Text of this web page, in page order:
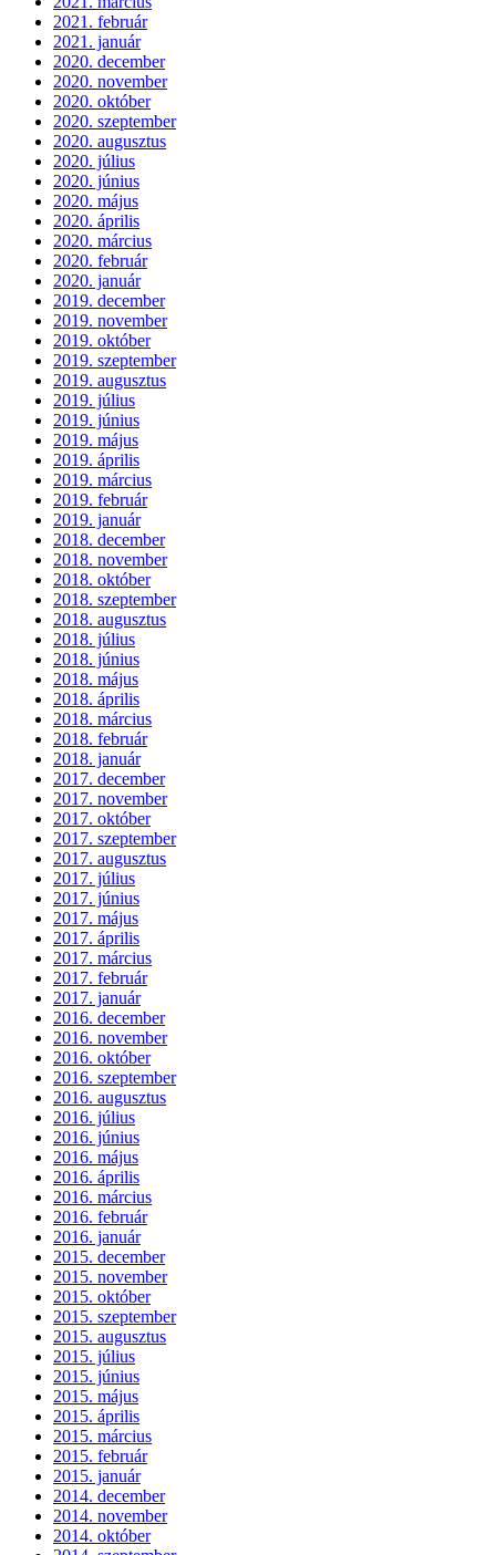
2021. február
2021. január
2020. december
2020. november
2020. október
2020. szeptember
2020. augusztus
2020. július
2020. június
2020. május
2020. április
2020. március
2020. február
2020. január
2019. december
2019. november
2019. október
2019. szeptember
2019. augusztus
2019. július
2019. június
2019. május
2019. április
2019. március
2019. február
2019. január
2018. december
2018. november
2018. október
2018. szeptember
2018. augusztus
2018. július
2018. június
2018. május
2018. április
2018. március
2018. február
2018. január
2017. december
2017. november
2017. október
2017. szeptember
2017. augusztus
2017. július
2017. június
2017. május
2017. április
2017. március
2017. február
2017. január
2016. december
2016. november
2016. október
2016. szeptember
2016. augusztus
2016. július
2016. június
2016. május
2016. április
2016. március
2016. február
2016. január
2015. december
2015. november
2015. október
2015. szeptember
2015. augusztus
2015. július
2015. június
2015. május
2015. április
2015. március
2015. február
2015. január
2014. december
2014. november
2014. október